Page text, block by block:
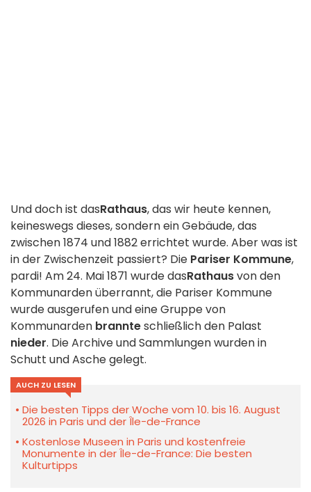
Und doch ist dasRathaus, das wir heute kennen,
keineswegs dieses, sondern ein Gebäude, das
zwischen 1874 und 1882 errichtet wurde. Aber was ist
in der Zwischenzeit passiert? Die Pariser Kommune,
pardi! Am 24. Mai 1871 wurde dasRathausvon den
Kommunarden überrannt, die Pariser Kommune
wurde ausgerufen und eine Gruppe von
Kommunarden brannteschließlich den Palast
nieder. Die Archive und Sammlungen wurden in
Schutt und Asche gelegt.
AUCH ZU LESEN
Die besten Tipps der Woche vom 10. bis 16. August
2026 in Paris und der Île-de-France
Kostenlose Museen in Paris und kostenfreie
Monumente in der Île-de-France: Die besten
Kulturtipps